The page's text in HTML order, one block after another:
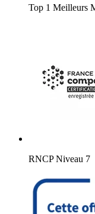
Top 1 Meilleurs
RNCP Niveau 7